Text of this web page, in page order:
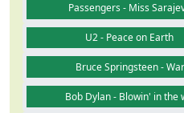
Passengers - Miss
U2 - Peace on Earth
Bruce Springsteen - War
Bob Dylan - Blowin' in the